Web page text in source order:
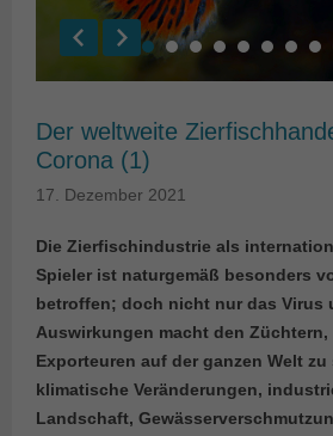
Der weltweite
Corona (1)
17. Dezember 2021
Die Zierfischindustrie als
Spieler ist naturgemäß besonders
betroffen; doch nicht nur das Virus
Auswirkungen macht den Züchtern,
Exporteuren auf der ganzen Welt
klimatische Veränderungen,
Landschaft,